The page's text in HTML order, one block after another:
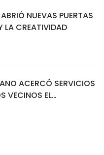
NUEVAS PUERTAS
LA CREATIVIDAD
ACERCÓ SERVICIOS
VECINOS EL